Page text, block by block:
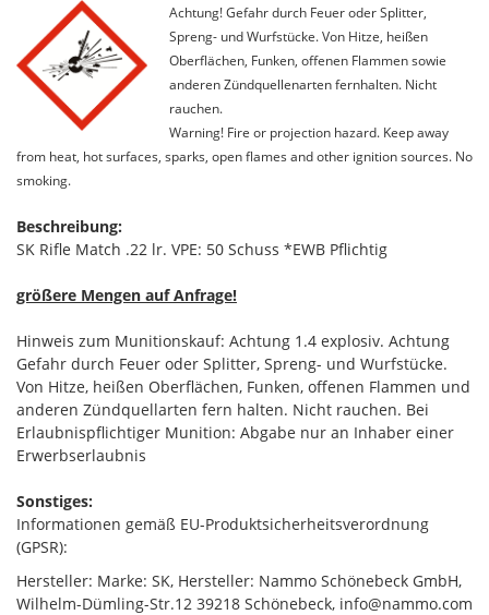
Achtung! Gefahr durch Feuer oder Splitter,
Spreng- und Wurfstücke. Von Hitze, heißen
Oberflächen, Funken, offenen Flammen sowie
anderen Zündquellenarten fernhalten. Nicht
rauchen.
Warning! Fire or projection hazard. Keep away
from heat, hot surfaces, sparks, open flames and other ignition sources. No
smoking.
Beschreibung:
SK Rifle Match .22 lr. VPE: 50 Schuss *EWB Pflichtig
größere Mengen auf Anfrage!
Hinweis zum Munitionskauf: Achtung 1.4 explosiv. Achtung
Gefahr durch Feuer oder Splitter, Spreng- und Wurfstücke.
Von Hitze, heißen Oberflächen, Funken, offenen Flammen und
anderen Zündquellarten fern halten. Nicht rauchen. Bei
Erlaubnispflichtiger Munition: Abgabe nur an Inhaber einer
Erwerbserlaubnis
Sonstiges:
Informationen gemäß EU-Produktsicherheitsverordnung
(GPSR):
Hersteller: Marke: SK, Hersteller: Nammo Schönebeck GmbH,
Wilhelm-Dümling-Str.12 39218 Schönebeck, info@nammo.com